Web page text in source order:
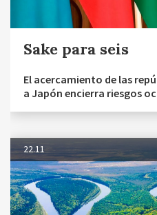
Sake para seis
El acercamiento de las
a Japón encierra riesgos
22.11